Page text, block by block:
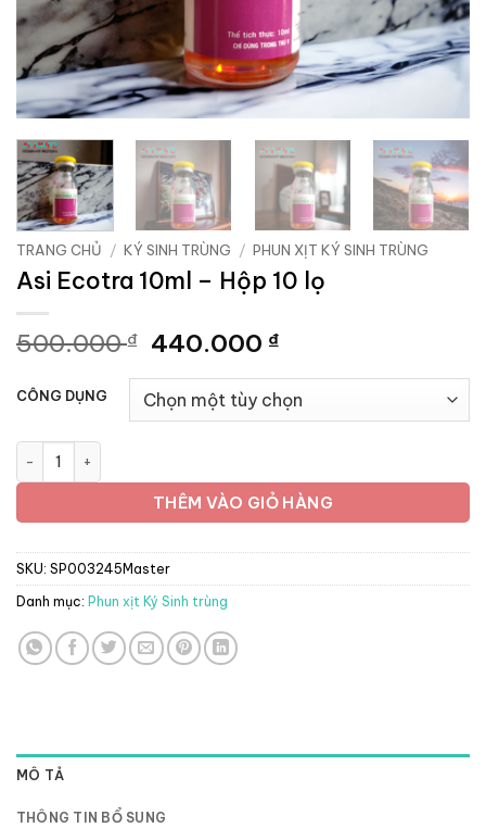
TRANG CHỦ / KÝ SINH TRÙNG / PHUN XỊT KÝ SINH TRÙNG
Asi Ecotra 10ml – Hộp 10 lọ
500.000₫ Giá
là:
500.000 ₫.
440.000 ₫Giá
tại
là:
CÔNG DỤNG
Asi Ecotra 10ml - Hộp 10 lọ số lượng
THÊM VÀO GIỎ HÀNG
SKU: SP003245Master
Danh mục: Phun xịt Ký Sinh trùng
MÔ TẢ
THÔNG TIN BỔ SUNG